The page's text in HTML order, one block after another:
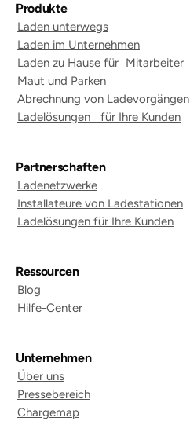
Produkte
Laden unterwegs
Laden im Unternehmen
Laden zu Hause für Mitarbeiter
Maut und Parken
Abrechnung von Ladevorgängen
Ladelösungen für Ihre Kunden
Partnerschaften
Ladenetzwerke
Installateure von Ladestationen
Ladelösungen für Ihre Kunden
Ressourcen
Blog
Hilfe-Center
Unternehmen
Über uns
Pressebereich
Chargemap